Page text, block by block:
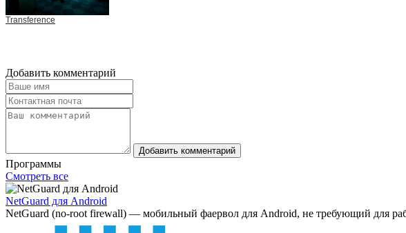
Transference
Добавить комментарий
Добавить комментарий
Программы
Смотреть все
NetGuard для Android
NetGuard (no-root firewall) — мобильный фаервол для Android, не требующий для